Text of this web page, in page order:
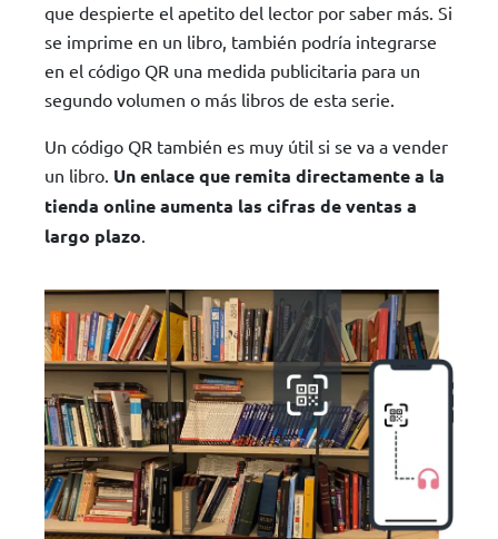
que despierte el apetito del lector por saber más. Si
se imprime en un libro, también podría integrarse
en el código QR una medida publicitaria para un
segundo volumen o más libros de esta serie.
Un código QR también es muy útil si se va a vender
un libro. Un enlace que remita directamente a la
tienda online aumenta las cifras de ventas a
largo plazo.